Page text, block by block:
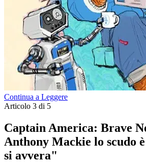
Continua a Leggere
Articolo 3 di 5
Captain America: Brave
Anthony Mackie lo scudo
si avvera"